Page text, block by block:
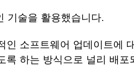
기술을 활용했습니다.
인 소프트웨어 업데이트에
록 하는 방식으로 널리 배포